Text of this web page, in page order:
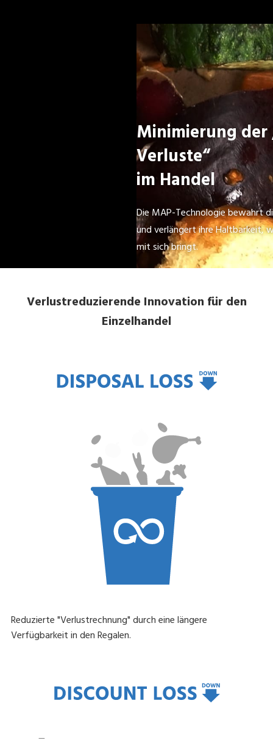
Minimierung der
Verluste“
im Handel
Die MAP-Technologie bewahrt
und verlängert ihre Haltbarkeit,
mit sich bringt.
Verlustreduzierende Innovation für den
Einzelhandel
Reduzierte "Verlustrechnung" durch eine längere
Verfügbarkeit in den Regalen.